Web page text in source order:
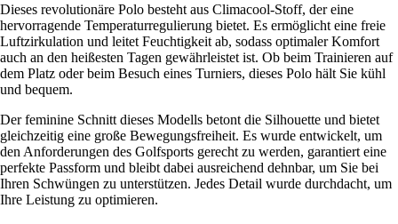
Dieses revolutionäre Polo besteht aus Climacool-Stoff, der eine
hervorragende Temperaturregulierung bietet. Es ermöglicht eine freie
Luftzirkulation und leitet Feuchtigkeit ab, sodass optimaler Komfort
auch an den heißesten Tagen gewährleistet ist. Ob beim Trainieren auf
dem Platz oder beim Besuch eines Turniers, dieses Polo hält Sie kühl
und bequem.
Der feminine Schnitt dieses Modells betont die Silhouette und bietet
gleichzeitig eine große Bewegungsfreiheit. Es wurde entwickelt, um
den Anforderungen des Golfsports gerecht zu werden, garantiert eine
perfekte Passform und bleibt dabei ausreichend dehnbar, um Sie bei
Ihren Schwüngen zu unterstützen. Jedes Detail wurde durchdacht, um
Ihre Leistung zu optimieren.